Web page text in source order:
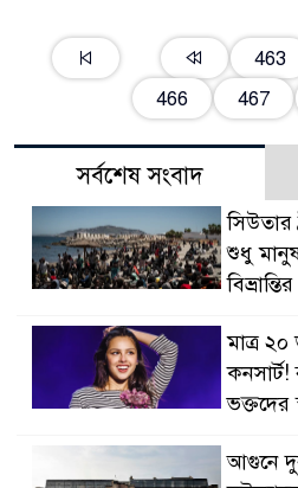
463
466 467
সর্বশেষ সংবাদ
সিউতার
শুধু
মাত্র ২০
কনসার্ট!
ভক্তদের
আগুনে